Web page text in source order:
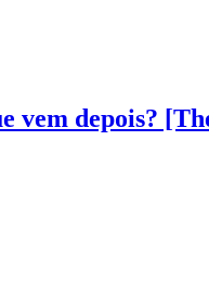
vem depois?